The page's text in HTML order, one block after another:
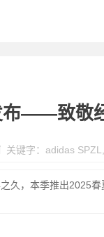
——致敬
关键字： adidas SPZL
久，本季推出2025